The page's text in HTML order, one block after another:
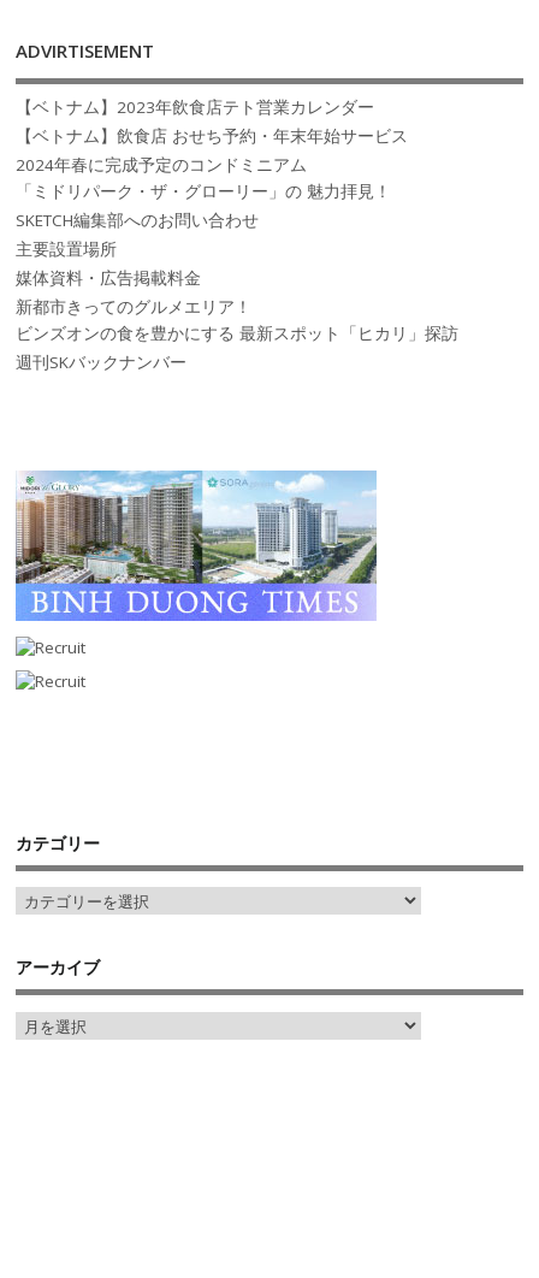
ADVIRTISEMENT
【ベトナム】2023年飲食店テト営業カレンダー
【ベトナム】飲食店 おせち予約・年末年始サービス
2024年春に完成予定のコンドミニアム
「ミドリパーク・ザ・グローリー」の 魅力拝見！
SKETCH編集部へのお問い合わせ
主要設置場所
媒体資料・広告掲載料金
新都市きってのグルメエリア！
ビンズオンの食を豊かにする 最新スポット「ヒカリ」探訪
週刊SKバックナンバー
カテゴリー
アーカイブ